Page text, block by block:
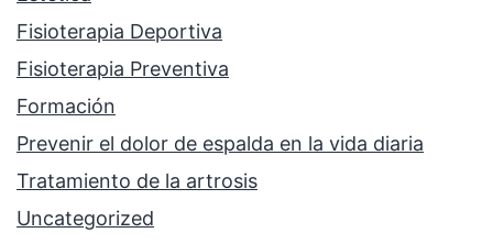
Fisioterapia Deportiva
Fisioterapia Preventiva
Formación
Prevenir el dolor de espalda en la vida diaria
Tratamiento de la artrosis
Uncategorized